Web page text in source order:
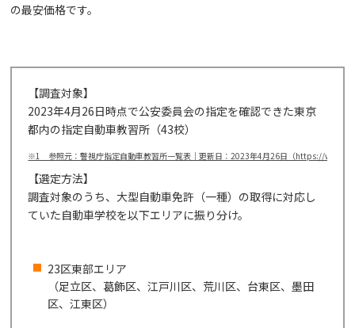
の最安価格です。
【調査対象】
2023年4月26日時点で公安委員会の指定を確認できた東京
都内の指定自動車教習所（43校）
※1 参照元：警視庁指定自動車教習所一覧表｜更新日：2023年4月26日（https://
【選定方法】
調査対象のうち、大型自動車免許（一種）の取得に対応し
ていた自動車学校を以下エリアに振り分け。
23区東部エリア
（足立区、葛飾区、江戸川区、荒川区、台東区、墨田
区、江東区）